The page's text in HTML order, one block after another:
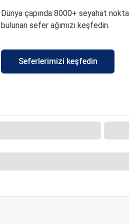
Dünya çapında 8000+ seyahat
bulunan sefer ağımızı keşfedin.
Seferlerimizi keşfedin